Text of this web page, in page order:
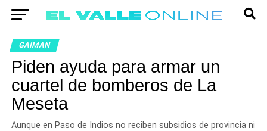
GAIMAN
Piden ayuda para armar un
cuartel de bomberos de La
Meseta
Aunque en Paso de Indios no reciben subsidios de provincia ni